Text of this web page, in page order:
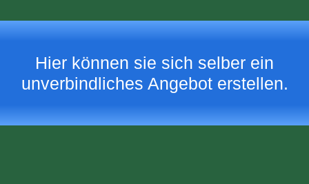
Hier können sie sich selber ein
unverbindliches Angebot erstellen.